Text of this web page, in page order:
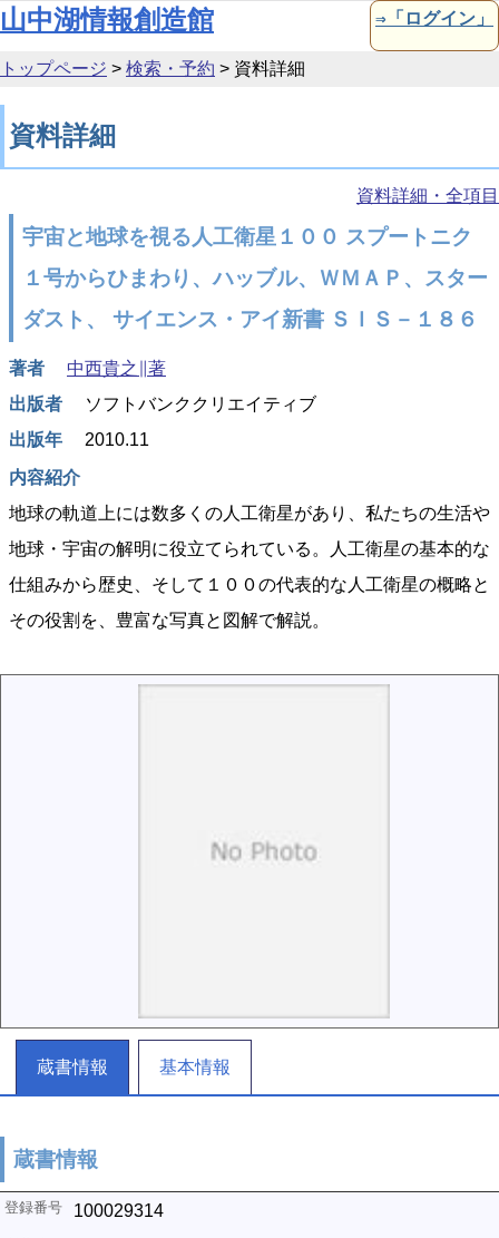
本文へ移動
山中湖情報創造館 ⇒「ログイン」
トップページ > 検索・予約 > 資料詳細
資料詳細
資料詳細・全項目
宇宙と地球を視る人工衛星１００ スプートニク
１号からひまわり、ハッブル、ＷＭＡＰ、スター
ダスト、 サイエンス・アイ新書 ＳＩＳ－１８６
著者
中西貴之∥著
出版者
ソフトバンククリエイティブ
出版年
2010.11
内容紹介
地球の軌道上には数多くの人工衛星があり、私たちの生活や
地球・宇宙の解明に役立てられている。人工衛星の基本的な
仕組みから歴史、そして１００の代表的な人工衛星の概略と
その役割を、豊富な写真と図解で解説。
蔵書情報 基本情報
蔵書情報
100029314